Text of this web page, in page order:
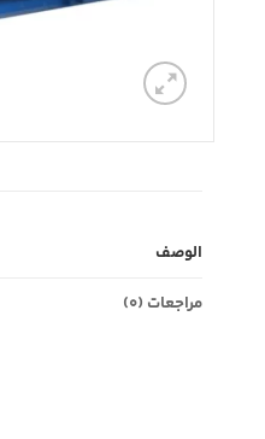
الوصف
مراجعات (0)